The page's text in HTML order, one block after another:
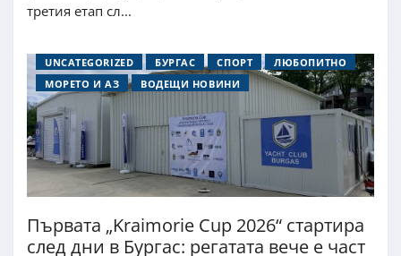
третия етап сл...
UNCATEGORIZED БУРГАС СПОРТ
ЛЮБОПИТНО
МОРЕТО И АЗ
ВОДЕЩИ НОВИНИ
Първата „Kraimorie Cup 2026“ стартира
след дни в Бургас: регатата вече е част